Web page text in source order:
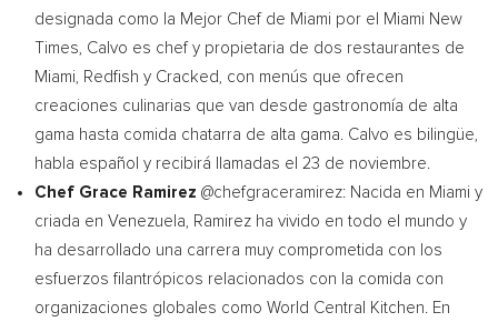
designada como la Mejor Chef de Miami por el Miami New
Times, Calvo es chef y propietaria de dos restaurantes de
Miami, Redfish y Cracked, con menús que ofrecen
creaciones culinarias que van desde gastronomía de alta
gama hasta comida chatarra de alta gama. Calvo es bilingüe,
habla español y recibirá llamadas el 23 de noviembre.
Chef Grace Ramirez @chefgraceramirez: Nacida en Miami y
criada en Venezuela, Ramirez ha vivido en todo el mundo y
ha desarrollado una carrera muy comprometida con los
esfuerzos filantrópicos relacionados con la comida con
organizaciones globales como World Central Kitchen. En